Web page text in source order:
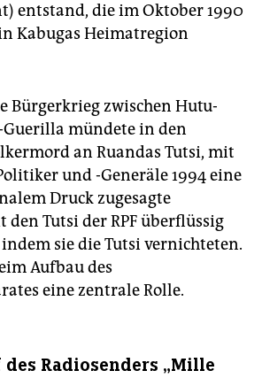
entstand, die im Oktober 1990
Kabugas Heimatregion
Bürgerkrieg zwischen Hutu-
mündete in den
an Ruandas Tutsi, mit
und -Generäle 1994 eine
Druck zugesagte
Tutsi der RPF überflüssig
sie die Tutsi vernichteten.
Aufbau des
eine zentrale Rolle.
Radiosenders „Mille